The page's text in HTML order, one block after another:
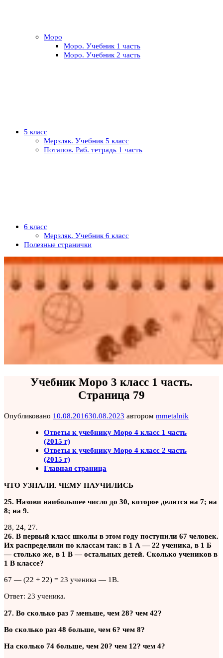
Моро
Моро. Учебник 1 часть
Моро. Учебник 2 часть
5 класс
Мерзляк. Учебник 5 класс
Потапов. Раб. тетрадь 1 часть
6 класс
Мерзляк. Учебник 6 класс
Полезные странички
Учебник Моро 3 класс 1 часть.
Страница 79
Опубликовано 10.08.201630.08.2023 автором mmetalnik
Ответы к учебнику Моро 4 класс 1 часть
(2015 г)
Ответы к учебнику Моро 4 класс 2 часть
(2015 г)
Главная страница
ЧТО УЗНАЛИ. ЧЕМУ НАУЧИЛИСЬ
25. Назови наибольшее число до 30, которое делится на 7; на
8; на 9.
28, 24, 27.
26. В первый класс школы в этом году поступили 67 человек.
Их распределили по классам так: в 1 А — 22 ученика, в 1 Б
— столько же, в 1 В — остальных детей. Сколько учеников в
1 В классе?
67 — (22 + 22) = 23 ученика — 1В.
Ответ: 23 ученика.
27. Во сколько раз 7 меньше, чем 28? чем 42?
Во сколько раз 48 больше, чем 6? чем 8?
На сколько 74 больше, чем 20? чем 12? чем 4?